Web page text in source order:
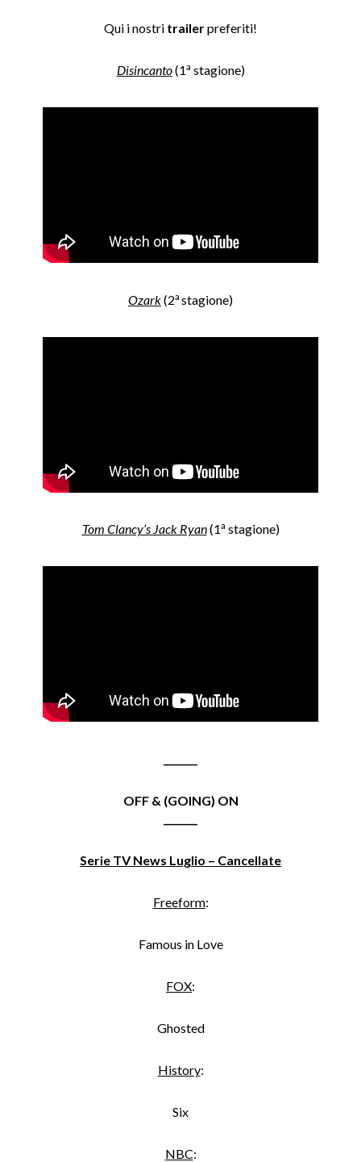
Qui i nostri trailerpreferiti!
Disincanto(1a stagione)
Ozark(2a stagione)
Tom Clancy’s Jack Ryan(1a stagione)
OFF & (GOING) ON
Serie TV News Luglio – Cancellate
Freeform:
Famous in Love
FOX:
Ghosted
History:
Six
NBC: